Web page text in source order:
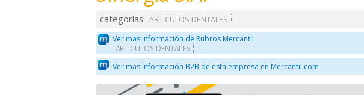
categorías
ARTICULOS DENTALES
Ver mas información de Rubros Mercantil
ARTICULOS DENTALES
Ver mas información B2B de esta empresa en Mercantil.com